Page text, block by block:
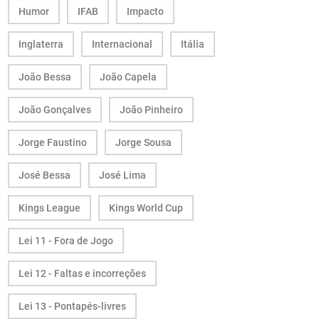
Humor IFAB Impacto
Inglaterra Internacional Itália
João Bessa João Capela
João Gonçalves João Pinheiro
Jorge Faustino Jorge Sousa
José Bessa José Lima
Kings League Kings World Cup
Lei 11 - Fora de Jogo
Lei 12 - Faltas e incorreções
Lei 13 - Pontapés-livres